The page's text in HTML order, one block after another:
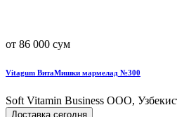
от 86 000 сум
Vitagum ВитаМишки мармелад №300
Soft Vitamin Business ООО,
Доставка сегодня